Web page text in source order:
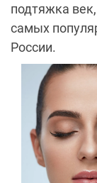
подтяжка
самых
России.